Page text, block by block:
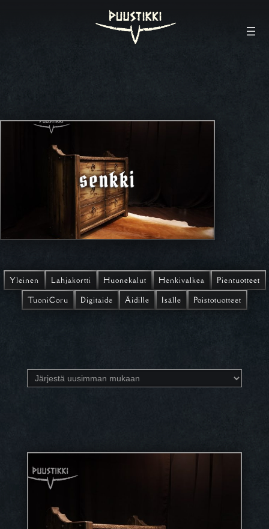
senkki
Yleinen Lahjakortti Huonekalut Henkivalkea
Pientuotteet
TuoniCoru
Digitaide Äidille Isälle Poistotuotteet